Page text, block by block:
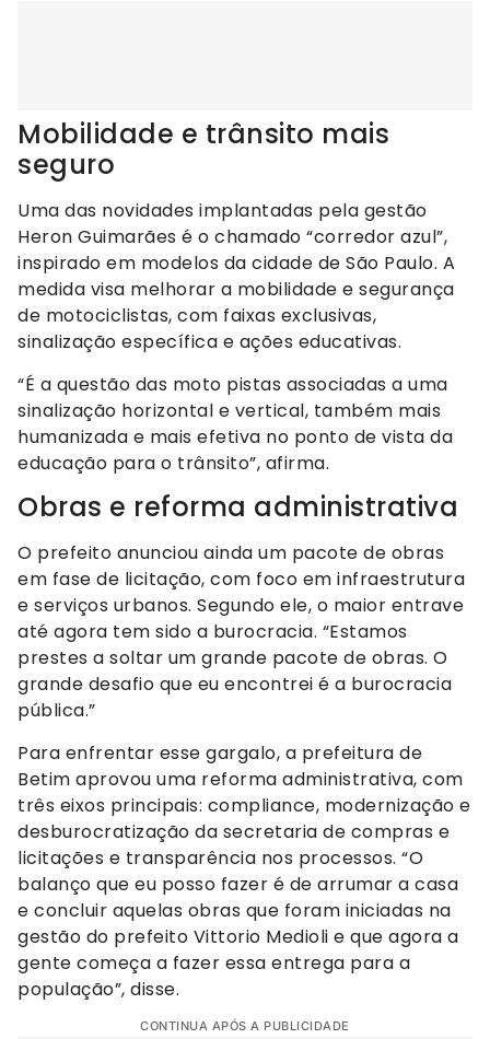
Mobilidade e trânsito mais
seguro
Uma das novidades implantadas pela gestão
Heron Guimarães é o chamado “corredor azul”,
inspirado em modelos da cidade de São Paulo. A
medida visa melhorar a mobilidade e segurança
de motociclistas, com faixas exclusivas,
sinalização específica e ações educativas.
“É a questão das moto pistas associadas a uma
sinalização horizontal e vertical, também mais
humanizada e mais efetiva no ponto de vista da
educação para o trânsito”, afirma.
Obras e reforma administrativa
O prefeito anunciou ainda um pacote de obras
em fase de licitação, com foco em infraestrutura
e serviços urbanos. Segundo ele, o maior entrave
até agora tem sido a burocracia. “Estamos
prestes a soltar um grande pacote de obras. O
grande desafio que eu encontrei é a burocracia
pública.”
Para enfrentar esse gargalo, a prefeitura de
Betim aprovou uma reforma administrativa, com
três eixos principais: compliance, modernização e
desburocratização da secretaria de compras e
licitações e transparência nos processos. “O
balanço que eu posso fazer é de arrumar a casa
e concluir aquelas obras que foram iniciadas na
gestão do prefeito Vittorio Medioli e que agora a
gente começa a fazer essa entrega para a
população”, disse.
CONTINUA APÓS A PUBLICIDADE